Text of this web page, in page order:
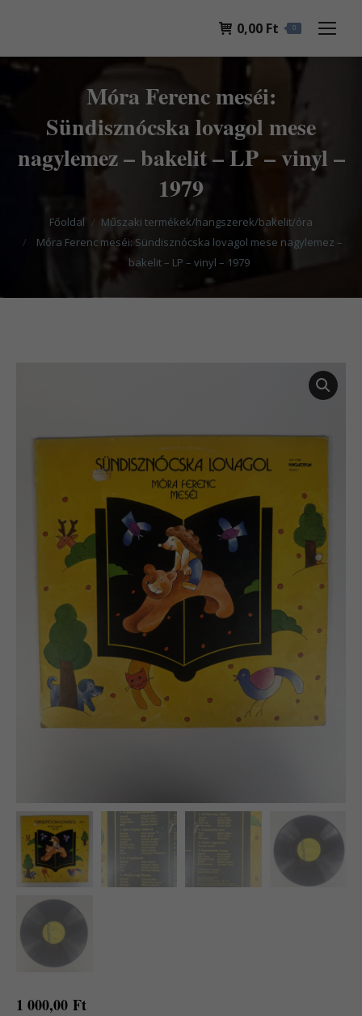
0,00 Ft 0
Móra Ferenc meséi:
Sündisznócska lovagol mese
nagylemez – bakelit – LP – vinyl –
1979
You are here:
Főoldal
Műszaki termékek/hangszerek/bakelit/óra
Móra Ferenc meséi: Sündisznócska lovagol mese nagylemez –
bakelit – LP – vinyl – 1979
1 000,00 Ft